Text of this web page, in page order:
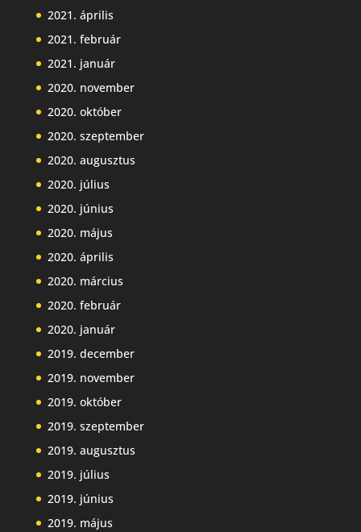
2021. április
2021. február
2021. január
2020. november
2020. október
2020. szeptember
2020. augusztus
2020. július
2020. június
2020. május
2020. április
2020. március
2020. február
2020. január
2019. december
2019. november
2019. október
2019. szeptember
2019. augusztus
2019. július
2019. június
2019. május